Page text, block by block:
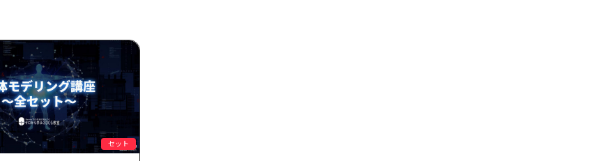
セット